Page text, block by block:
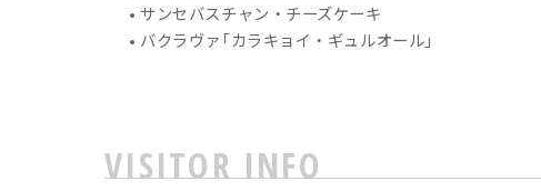
• サンセバスチャン・チーズケーキ
• バクラヴァ「カラキョイ・ギュルオール」
VISITOR INFO